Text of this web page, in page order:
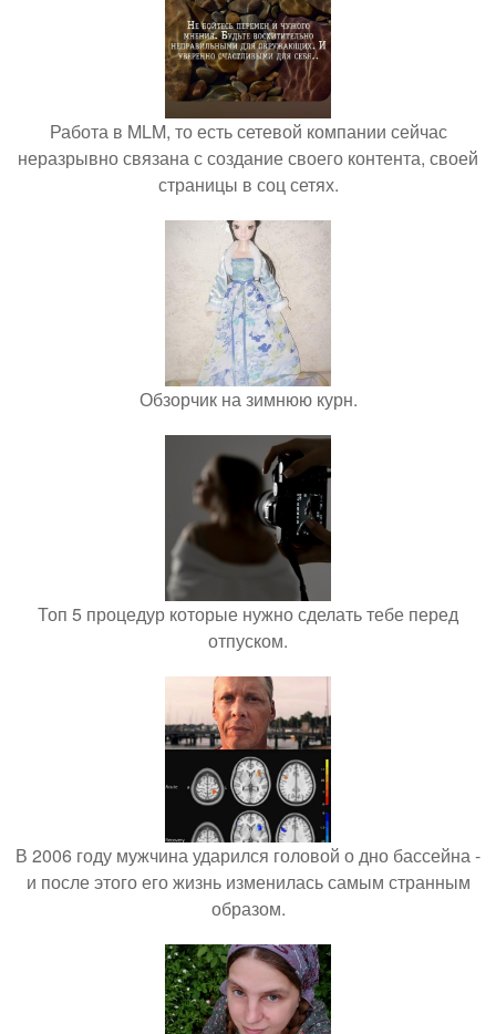
Работа в MLM, то есть сетевой компании сейчас
неразрывно связана с создание своего контента, своей
страницы в соц сетях.
Обзорчик на зимнюю курн.
Топ 5 процедур которые нужно сделать тебе перед
отпуском.
В 2006 году мужчина ударился головой о дно бассейна -
и после этого его жизнь изменилась самым странным
образом.